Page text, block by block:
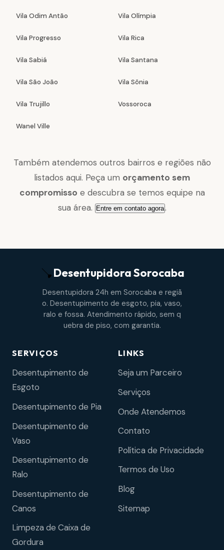
Vila Odim Antão Vila Olímpia
Vila Progresso Vila Rica
Vila Sabiá Vila Santana
Vila São João Vila Sônia
Vila Trujillo Vossoroca
Wanel Ville
Também atendemos outros bairros e regiões não
listados aqui. Peça um orçamento sem
compromisso e descubra se temos equipe na
sua área. Entre em contato agora.
DesentupidoraSorocaba
Desentupidora 24h em Sorocaba e regiã
o. Desentupimento de esgoto, pia, vaso,
ralo e fossa. Atendimento rápido, sem q
uebra de piso, com garantia.
SERVIÇOS
Desentupimento de
Esgoto
Desentupimento de Pia
Desentupimento de
Vaso
Desentupimento de
Ralo
Desentupimento de
Canos
Limpeza de Caixa de
Gordura
LINKS
Seja um Parceiro
Serviços
Onde Atendemos
Contato
Política de Privacidade
Termos de Uso
Blog
Sitemap